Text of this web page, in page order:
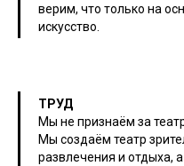
верим, что только на
искусство.
ТРУД
Мы не признаём за
Мы создаём театр
развлечения и отдыха,